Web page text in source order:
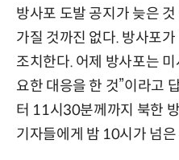
방사포 도발 공지가 늦은
가질 것까진 없다. 방사포
조치한다. 어제 방사포는
요한 대응을 한 것”이라고
터 11시30분께까지 북한
기자들에게 밤 10시가 넘